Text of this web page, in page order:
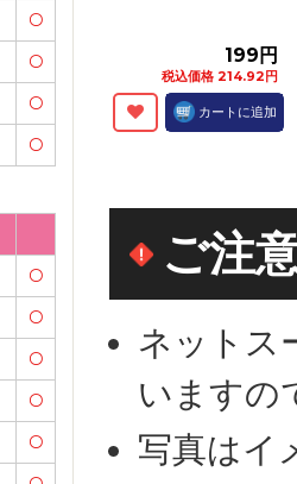
〇
〇
〇
〇
〇
〇
〇
〇
〇
199円
税込価格 214.92円
カートに追加
ご注
ネットス
いますの
写真はイ